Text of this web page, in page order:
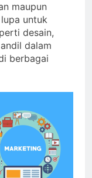
maupun
untuk
desain,
dalam
berbagai